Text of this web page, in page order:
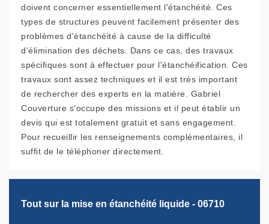
doivent concerner essentiellement l'étanchéité. Ces
types de structures peuvent facilement présenter des
problèmes d'étanchéité à cause de la difficulté
d'élimination des déchets. Dans ce cas, des travaux
spécifiques sont à effectuer pour l'étanchéification. Ces
travaux sont assez techniques et il est très important
de rechercher des experts en la matière. Gabriel
Couverture s'occupe des missions et il peut établir un
devis qui est totalement gratuit et sans engagement.
Pour recueillir les renseignements complémentaires, il
suffit de le téléphoner directement.
Tout sur la mise en étanchéité liquide - 06710